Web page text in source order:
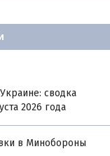
сводка
2026 года
в Минобороны